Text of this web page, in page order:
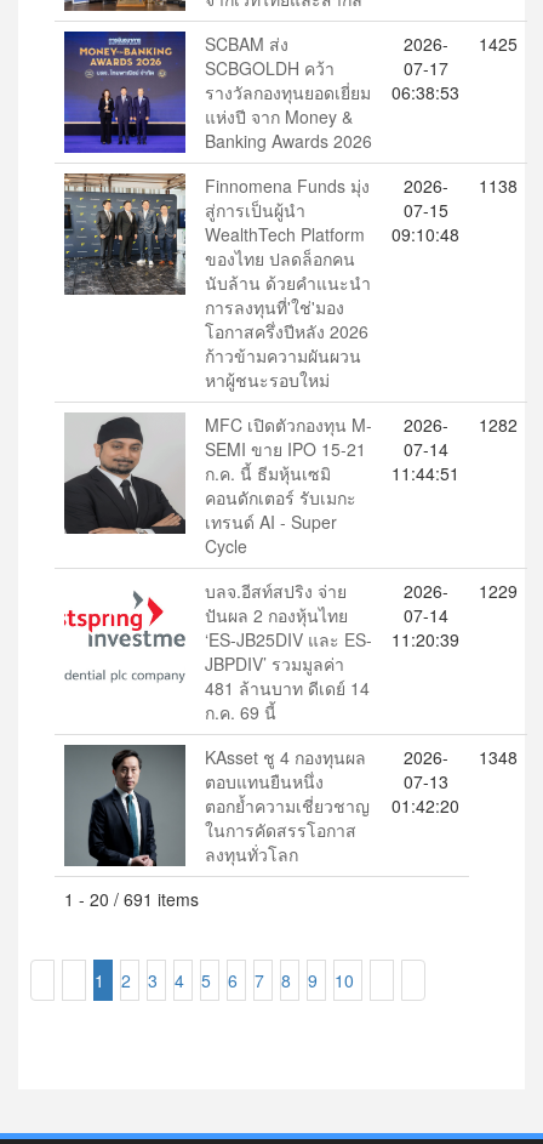
SCBAM ส่ง
SCBGOLDH คว้า
รางวัลกองทุนยอดเยี่ยม
แห่งปี จาก Money &
Banking Awards 2026
2026-
07-17
06:38:53
1425
Finnomena Funds มุ่ง
สู่การเป็นผู้นำ
WealthTech Platform
ของไทย ปลดล็อกคน
นับล้าน ด้วยคำแนะนำ
การลงทุนที่'ใช่'มอง
โอกาสครึ่งปีหลัง 2026
ก้าวข้ามความผันผวน
หาผู้ชนะรอบใหม่
2026-
07-15
09:10:48
1138
MFC เปิดตัวกองทุน M-
SEMI ขาย IPO 15-21
ก.ค. นี้ ธีมหุ้นเซมิ
คอนดักเตอร์ รับเมกะ
เทรนด์ AI - Super
Cycle
2026-
07-14
11:44:51
1282
บลจ.อีสท์สปริง จ่าย
ปันผล 2 กองหุ้นไทย
‘ES-JB25DIV และ ES-
JBPDIV’ รวมมูลค่า
481 ล้านบาท ดีเดย์ 14
ก.ค. 69 นี้
2026-
07-14
11:20:39
1229
KAsset ชู 4 กองทุนผล
ตอบแทนยืนหนึ่ง
ตอกย้ำความเชี่ยวชาญ
ในการคัดสรรโอกาส
ลงทุนทั่วโลก
2026-
07-13
01:42:20
1348
1 - 20 / 691 items
1 2 3 4 5 6 7 8 9 10